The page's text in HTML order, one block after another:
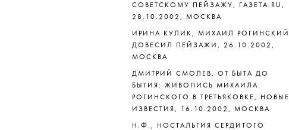
СОВЕТСКОМУ ПЕЙЗАЖУ, ГАЗЕТА.RU,
28.10.2002, МОСКВА
ИРИНА КУЛИК, МИХАИЛ РОГИНСКИЙ
ДОВЕСИЛ ПЕЙЗАЖИ, 26.10.2002,
МОСКВА
ДМИТРИЙ СМОЛЕВ, ОТ БЫТА ДО
БЫТИЯ: ЖИВОПИСЬ МИХАИЛА
РОГИНСКОГО В ТРЕТЬЯКОВКЕ, НОВЫЕ
ИЗВЕСТИЯ, 16.10.2002, МОСКВА
Н.Ф., НОСТАЛЬГИЯ СЕРДИТОГО